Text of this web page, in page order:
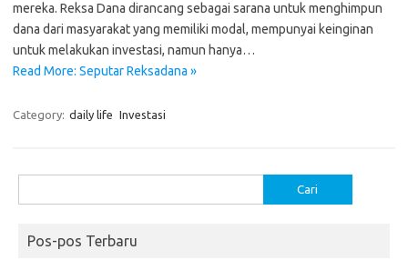
mereka. Reksa Dana dirancang sebagai sarana untuk menghimpun
dana dari masyarakat yang memiliki modal, mempunyai keinginan
untuk melakukan investasi, namun hanya…
Read More: Seputar Reksadana »
Category: daily life Investasi
untuk:
Pos-pos Terbaru